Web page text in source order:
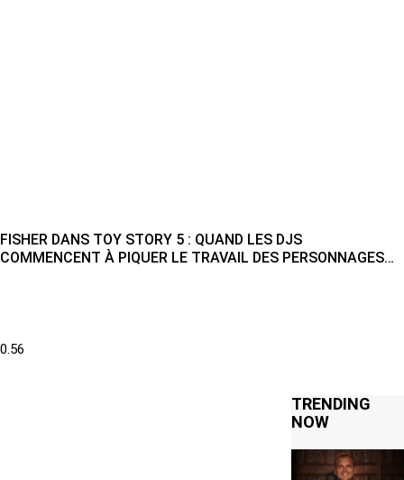
FISHER DANS TOY STORY 5 : QUAND LES DJS
COMMENCENT À PIQUER LE TRAVAIL DES PERSONNAGES
TRENDING
NOW